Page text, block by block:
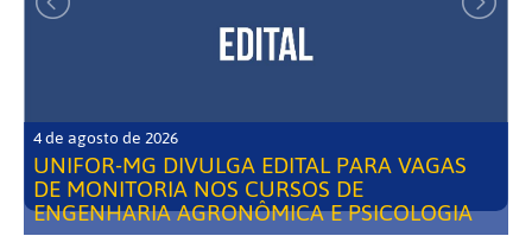
4 de agosto de 2026
UNIFOR-MG DIVULGA EDITAL PARA VAGAS
DE MONITORIA NOS CURSOS DE
ENGENHARIA AGRONÔMICA E PSICOLOGIA